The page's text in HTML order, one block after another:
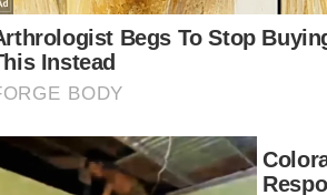
Artikel
GLOBAL
Nyamuk